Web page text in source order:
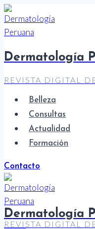
Saltar
al
contenido
Dermatología
REVISTA DIGITAL
Belleza
Consultas
Actualidad
Formación
Contacto
Dermatología
REVISTA DIGITAL